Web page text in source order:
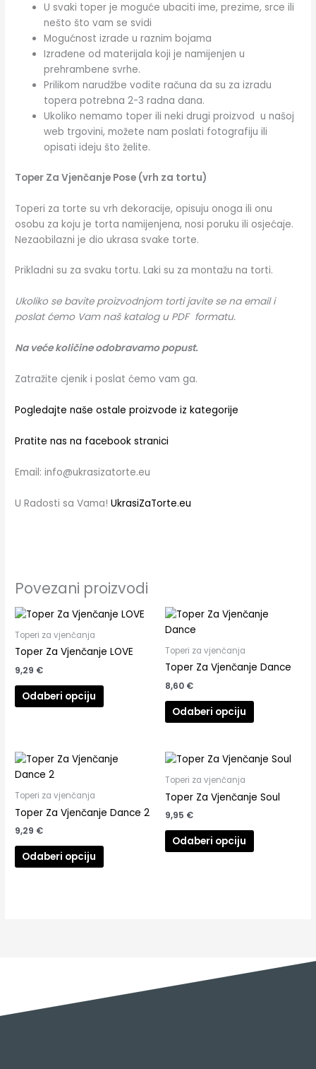
U svaki toper je moguće ubaciti ime, prezime, srce ili
nešto što vam se svidi
Mogućnost izrade u raznim bojama
Izrađene od materijala koji je namijenjen u
prehrambene svrhe.
Prilikom narudžbe vodite računa da su za izradu
topera potrebna 2-3 radna dana.
Ukoliko nemamo toper ili neki drugi proizvod u našoj
web trgovini, možete nam poslati fotografiju ili
opisati ideju što želite.
Toper Za Vjenčanje Pose (vrh za tortu)
Toperi za torte su vrh dekoracije, opisuju onoga ili onu
osobu za koju je torta namijenjena, nosi poruku ili osjećaje.
Nezaobilazni je dio ukrasa svake torte.
Prikladni su za svaku tortu. Laki su za montažu na torti.
Ukoliko se bavite proizvodnjom torti javite se na email i
poslat ćemo Vam naš katalog u PDF formatu.
Na veće količine odobravamo popust.
Zatražite cjenik i poslat ćemo vam ga.
Pogledajte naše ostale proizvode iz kategorije
Pratite nas na facebook stranici
Email: info@ukrasizatorte.eu
U Radosti sa Vama!UkrasiZaTorte.eu
Povezani proizvodi
Toperi za vjenčanja
Toper Za Vjenčanje LOVE
9,29 €
Odaberi opciju
Toperi za vjenčanja
Toper Za Vjenčanje Dance
8,60 €
Odaberi opciju
Toperi za vjenčanja
Toper Za Vjenčanje Dance 2
9,29 €
Odaberi opciju
Toperi za vjenčanja
Toper Za Vjenčanje Soul
9,95 €
Odaberi opciju